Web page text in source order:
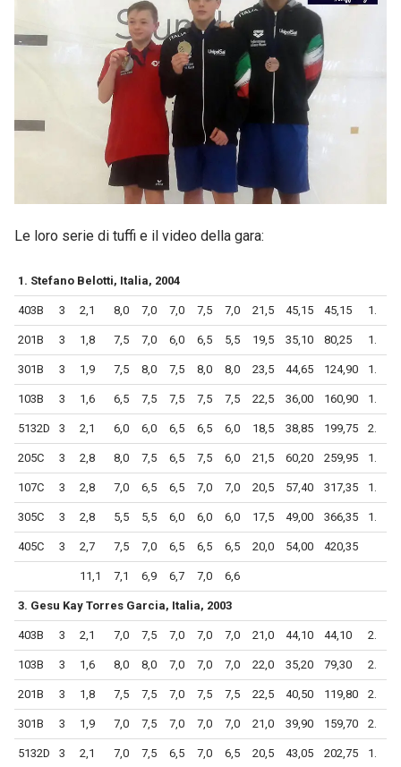
Le loro serie di tuffi e il video della gara:
1. Stefano Belotti, Italia, 2004
403B 3 2,1 8,0 7,0 7,0 7,5 7,0 21,5 45,15 45,15 1.
201B 3 1,8 7,5 7,0 6,0 6,5 5,5 19,5 35,10 80,25 1.
301B 3 1,9 7,5 8,0 7,5 8,0 8,0 23,5 44,65 124,90 1.
103B 3 1,6 6,5 7,5 7,5 7,5 7,5 22,5 36,00 160,90 1.
5132D 3 2,1 6,0 6,0 6,5 6,5 6,0 18,5 38,85 199,75 2.
205C 3 2,8 8,0 7,5 6,5 7,5 6,0 21,5 60,20 259,95 1.
107C 3 2,8 7,0 6,5 6,5 7,0 7,0 20,5 57,40 317,35 1.
305C 3 2,8 5,5 5,5 6,0 6,0 6,0 17,5 49,00 366,35 1.
405C 3 2,7 7,5 7,0 6,5 6,5 6,5 20,0 54,00 420,35
11,1 7,1 6,9 6,7 7,0 6,6
3. Gesu Kay Torres Garcia, Italia, 2003
403B 3 2,1 7,0 7,5 7,0 7,0 7,0 21,0 44,10 44,10 2.
103B 3 1,6 8,0 8,0 7,0 7,0 7,0 22,0 35,20 79,30 2.
201B 3 1,8 7,5 7,5 7,0 7,5 7,5 22,5 40,50 119,80 2.
301B 3 1,9 7,0 7,5 7,0 7,0 7,0 21,0 39,90 159,70 2.
5132D 3 2,1 7,0 7,5 6,5 7,0 6,5 20,5 43,05 202,75 1.